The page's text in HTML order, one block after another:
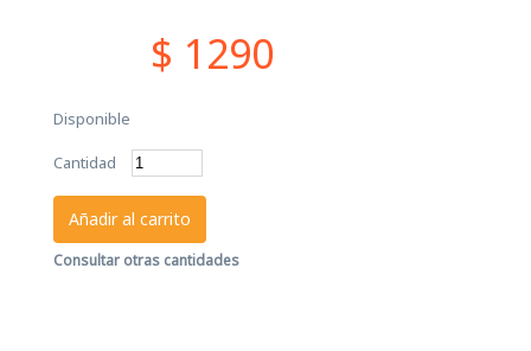
$ 1290
Disponible
Cantidad
Añadir al carrito
Consultar otras cantidades